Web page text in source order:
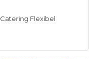
Catering Flexibel